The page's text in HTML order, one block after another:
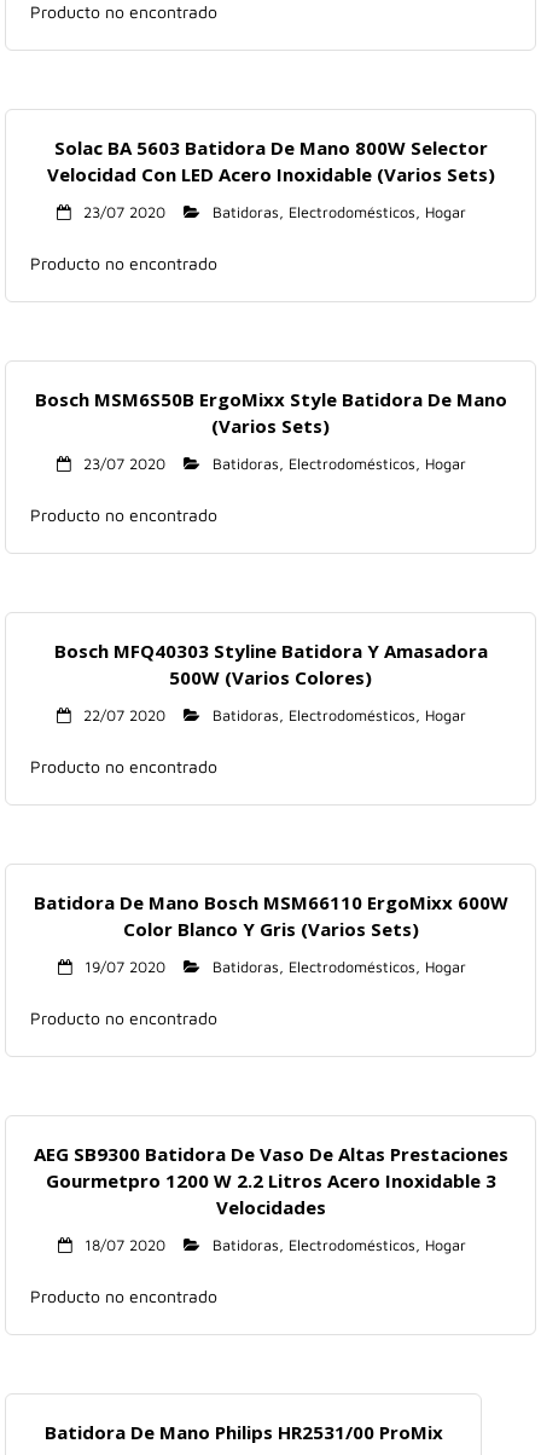
Producto no encontrado
Solac BA 5603 Batidora De Mano 800W Selector
Velocidad Con LED Acero Inoxidable (Varios Sets)
23/07 2020 Batidoras, Electrodomésticos, Hogar
Producto no encontrado
Bosch MSM6S50B ErgoMixx Style Batidora De Mano
(Varios Sets)
23/07 2020 Batidoras, Electrodomésticos, Hogar
Producto no encontrado
Bosch MFQ40303 Styline Batidora Y Amasadora
500W (Varios Colores)
22/07 2020 Batidoras, Electrodomésticos, Hogar
Producto no encontrado
Batidora De Mano Bosch MSM66110 ErgoMixx 600W
Color Blanco Y Gris (Varios Sets)
19/07 2020 Batidoras, Electrodomésticos, Hogar
Producto no encontrado
AEG SB9300 Batidora De Vaso De Altas Prestaciones
Gourmetpro 1200 W 2.2 Litros Acero Inoxidable 3
Velocidades
18/07 2020 Batidoras, Electrodomésticos, Hogar
Producto no encontrado
Batidora De Mano Philips HR2531/00 ProMix